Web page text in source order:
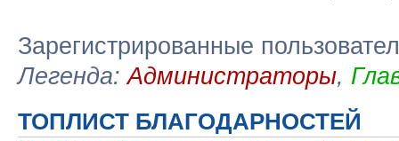
Зарегистрированные
Легенда:Администраторы,
ТОПЛИСТ БЛАГОДАРНОСТЕЙ